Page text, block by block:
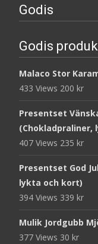
Godis
Godis
Malaco Stor
433 Views 200 kr
Presentset
407 Views 235 kr
Presentset God
lykta och kort)
394 Views 339 kr
Mulik Jordgubb
377 Views 30 kr